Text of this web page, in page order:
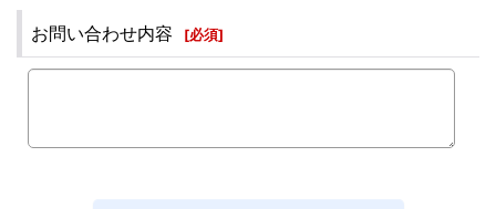
お問い合わせ内容 [必須]